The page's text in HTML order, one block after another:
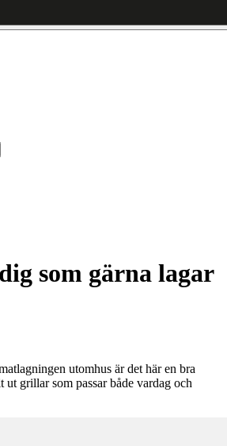
som gärna lagar
utomhus är det här en bra
grillar som passar både vardag och